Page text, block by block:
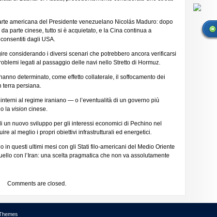
americana del Presidente venezuelano Nicolás Maduro: dopo
parte cinese, tutto si è acquietato, e la Cina continua a
dagli USA.
considerando i diversi scenari che potrebbero ancora verificarsi
legati al passaggio delle navi nello Stretto di Hormuz.
determinato, come effetto collaterale, il soffocamento dei
terra persiana.
al regime iraniano — o l’eventualità di un governo più
la vision cinese.
un nuovo sviluppo per gli interessi economici di Pechino nel
al meglio i propri obiettivi infrastrutturali ed energetici.
in questi ultimi mesi con gli Stati filo-americani del Medio Oriente
con l’Iran: una scelta pragmatica che non va assolutamente
Comments are closed.